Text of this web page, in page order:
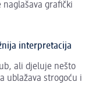
grafički
interpretacija
ali djeluje nešto
ublažava strogoću i